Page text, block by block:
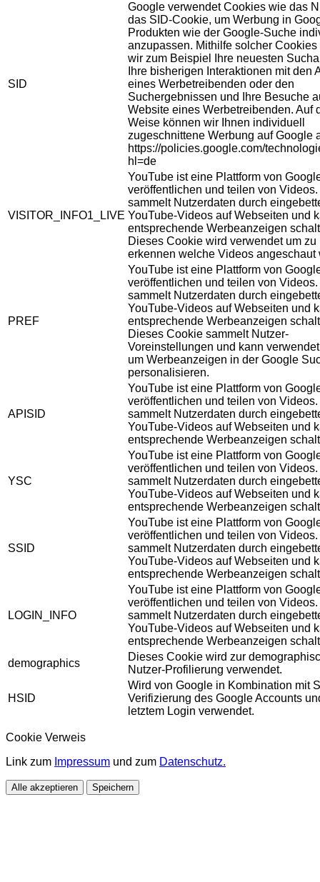
SID
Google verwendet Cookies wie das
das SID-Cookie, um Werbung in
Produkten wie der Google-Suche
anzupassen. Mithilfe solcher Cookies
wir zum Beispiel Ihre neuesten
Ihre bisherigen Interaktionen mit den
eines Werbetreibenden oder den
Suchergebnissen und Ihre Besuche
Website eines Werbetreibenden. Auf
Weise können wir Ihnen individuell
zugeschnittene Werbung auf Google
https://policies.google.com/
hl=de
VISITOR_INFO1_LIVE
YouTube ist eine Plattform von
veröffentlichen und teilen von
sammelt Nutzerdaten durch
YouTube-Videos auf Webseiten und
entsprechende Werbeanzeigen
Dieses Cookie wird verwendet um zu
erkennen welche Videos angeschaut
PREF
YouTube ist eine Plattform von
veröffentlichen und teilen von
sammelt Nutzerdaten durch
YouTube-Videos auf Webseiten und
entsprechende Werbeanzeigen
Dieses Cookie sammelt Nutzer-
Voreinstellungen und kann
um Werbeanzeigen in der Google
personalisieren.
APISID
YouTube ist eine Plattform von
veröffentlichen und teilen von
sammelt Nutzerdaten durch
YouTube-Videos auf Webseiten und
entsprechende Werbeanzeigen
YSC
YouTube ist eine Plattform von
veröffentlichen und teilen von
sammelt Nutzerdaten durch
YouTube-Videos auf Webseiten und
entsprechende Werbeanzeigen
SSID
YouTube ist eine Plattform von
veröffentlichen und teilen von
sammelt Nutzerdaten durch
YouTube-Videos auf Webseiten und
entsprechende Werbeanzeigen
LOGIN_INFO
YouTube ist eine Plattform von
veröffentlichen und teilen von
sammelt Nutzerdaten durch
YouTube-Videos auf Webseiten und
entsprechende Werbeanzeigen
demographics
Dieses Cookie wird zur
Nutzer-Profilierung verwendet.
HSID
Wird von Google in Kombination mit
Verifizierung des Google Accounts
letztem Login verwendet.
Cookie Verweis
Link zum Impressum und zum Datenschutz.
Alle akzeptieren Speichern